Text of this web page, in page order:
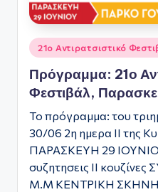
Αναρτήθηκε
σε
21ο Αντιρατσιστικό
Πρόγραμμα: 21ο
Φεστιβάλ,
Το πρόγραμμα: του
30/06 2η ημερα ΙΙ της
ΠΑΡΑΣΚΕΥΗ 29 ΙΟΥΝΙΟΥ
συζητησεις ΙΙ
Μ.Μ ΚΕΝΤΡΙΚΗ